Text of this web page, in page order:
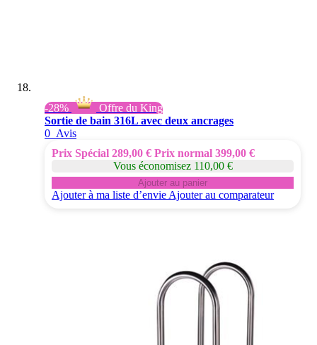
-28%
Offre du King
Sortie de bain 316L avec deux ancrages
0 Avis
Prix Spécial 289,00 € Prix normal 399,00 €
Vous économisez 110,00 €
Ajouter au panier
Ajouter à ma liste d’envie Ajouter au comparateur